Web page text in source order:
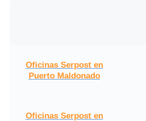
Oficinas Serpost en
Puerto Maldonado
Oficinas Serpost en